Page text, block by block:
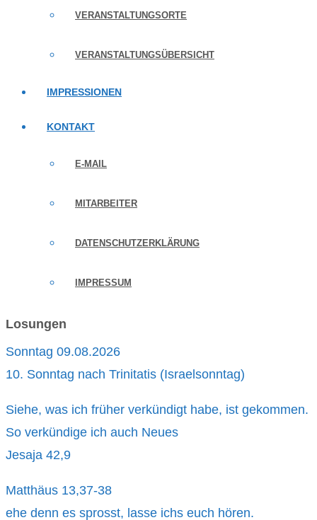
VERANSTALTUNGSORTE
VERANSTALTUNGSÜBERSICHT
IMPRESSIONEN
KONTAKT
E-MAIL
MITARBEITER
DATENSCHUTZERKLÄRUNG
IMPRESSUM
Losungen
Sonntag 09.08.2026
10. Sonntag nach Trinitatis (Israelsonntag)
Siehe, was ich früher verkündigt habe, ist gekommen.
So verkündige ich auch Neues
Jesaja 42,9
Matthäus 13,37-38
ehe denn es sprosst, lasse ichs euch hören.